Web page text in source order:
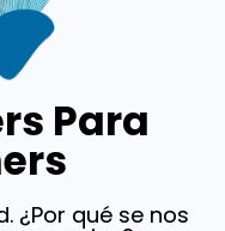
Para
¿Por qué se nos